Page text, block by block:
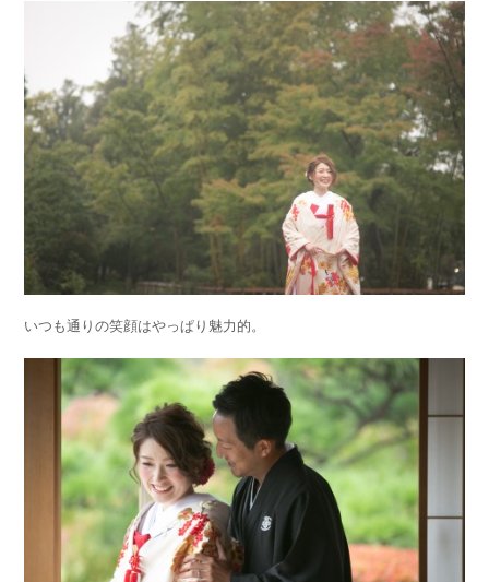
いつも通りの笑顔はやっぱり魅力的。